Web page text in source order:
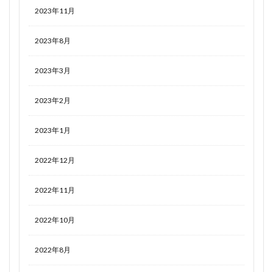
2023年11月
2023年8月
2023年3月
2023年2月
2023年1月
2022年12月
2022年11月
2022年10月
2022年8月